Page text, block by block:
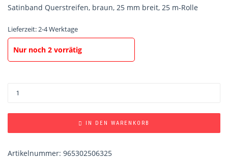
Satinband Querstreifen, braun, 25 mm breit, 25 m-Rolle
Lieferzeit:2-4 Werktage
Nur noch 2 vorrätig
IN DEN WARENKORB
Artikelnummer: 965302506325